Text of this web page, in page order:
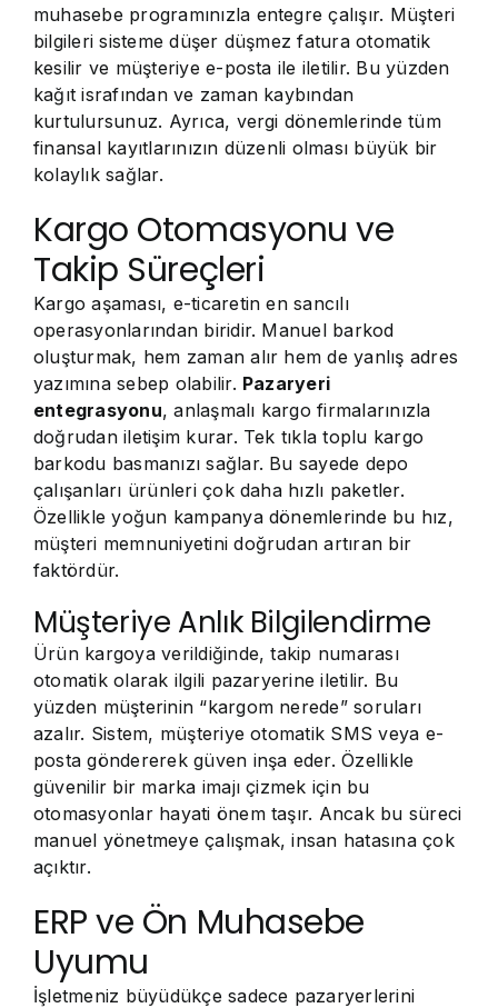
muhasebe programınızla entegre çalışır. Müşteri
bilgileri sisteme düşer düşmez fatura otomatik
kesilir ve müşteriye e-posta ile iletilir. Bu yüzden
kağıt israfından ve zaman kaybından
kurtulursunuz. Ayrıca, vergi dönemlerinde tüm
finansal kayıtlarınızın düzenli olması büyük bir
kolaylık sağlar.
Kargo Otomasyonu ve
Takip Süreçleri
Kargo aşaması, e-ticaretin en sancılı
operasyonlarından biridir. Manuel barkod
oluşturmak, hem zaman alır hem de yanlış adres
yazımına sebep olabilir. Pazaryeri
entegrasyonu, anlaşmalı kargo firmalarınızla
doğrudan iletişim kurar. Tek tıkla toplu kargo
barkodu basmanızı sağlar. Bu sayede depo
çalışanları ürünleri çok daha hızlı paketler.
Özellikle yoğun kampanya dönemlerinde bu hız,
müşteri memnuniyetini doğrudan artıran bir
faktördür.
Müşteriye Anlık Bilgilendirme
Ürün kargoya verildiğinde, takip numarası
otomatik olarak ilgili pazaryerine iletilir. Bu
yüzden müşterinin “kargom nerede” soruları
azalır. Sistem, müşteriye otomatik SMS veya e-
posta göndererek güven inşa eder. Özellikle
güvenilir bir marka imajı çizmek için bu
otomasyonlar hayati önem taşır. Ancak bu süreci
manuel yönetmeye çalışmak, insan hatasına çok
açıktır.
ERP ve Ön Muhasebe
Uyumu
İşletmeniz büyüdükçe sadece pazaryerlerini